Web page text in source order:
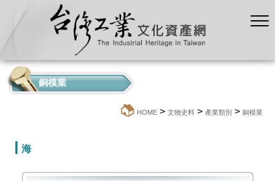
銅模業
HOME > 文物史料 > 產業類別 > 銅模業
海